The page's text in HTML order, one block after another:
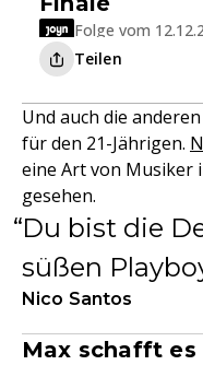
Folge vom
Teilen
Und auch die
für den 21-Jährigen.
eine Art von Musiker
gesehen.
Du bist die
süßen
Nico Santos
Max schafft es